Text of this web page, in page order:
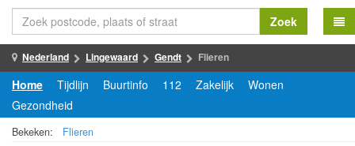
Zoek
Nederland Lingewaard Gendt Flieren
Home Tijdlijn Buurtinfo 112 Zakelijk
Wonen
Gezondheid
Bekeken: Flieren